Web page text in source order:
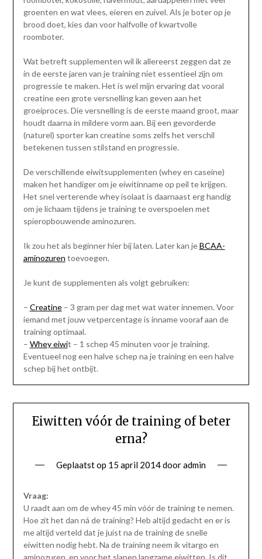
groenten en wat vlees, eieren en zuivel. Als je boter op je
brood doet, kies dan voor halfvolle of kwartvolle
roomboter.
Wat betreft supplementen wil ik allereerst zeggen dat ze
in de eerste jaren van je training niet essentieel zijn om
progressie te maken. Het is wel mijn ervaring dat vooral
creatine een grote versnelling kan geven aan het
groeiproces. Die versnelling is de eerste maand groot, maar
houdt daarna in mildere vorm aan. Bij een gevorderde
(naturel) sporter kan creatine soms zelfs het verschil
betekenen tussen stilstand en progressie.
De verschillende eiwitsupplementen (whey en caseine)
maken het handiger om je eiwitinname op peil te krijgen.
Het snel verterende whey isolaat is daarnaast erg handig
om je lichaam tijdens je training te overspoelen met
spieropbouwende aminozuren.
Ik zou het als beginner hier bij laten. Later kan jeBCAA-
aminozuren toevoegen.
Je kunt de supplementen als volgt gebruiken:
– Creatine– 3 gram per dag met wat water innemen. Voor
iemand met jouw vetpercentage is inname vooraf aan de
training optimaal.
– Whey eiwit – 1 schep 45 minuten voor je training.
Eventueel nog een halve schep na je training en een halve
schep bij het ontbijt.
Eiwitten vóór de training of beter
erna?
Geplaatst op 15 april 2014dooradmin
Vraag:
U raadt aan om de whey 45 min vóór de training te nemen.
Hoe zit het dan ná de training? Heb altijd gedacht en er is
me altijd verteld dat je juist na de training de snelle
eiwitten nodig hebt. Na de training neem ik vitargo en
aminozuren, en voor het slapen langzame eiwitten. Is dit